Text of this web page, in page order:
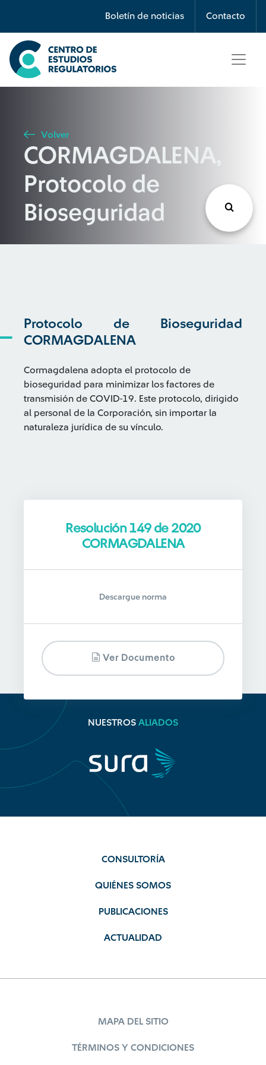
Boletín de noticias Contacto
Búsqueda
Seleccione país
Buscar
Volver
CORMAGDALENA,
Protocolo de
Bioseguridad
Protocolo de Bioseguridad
CORMAGDALENA
Cormagdalena adopta el protocolo de
bioseguridad para minimizar los factores de
transmisión de COVID-19. Este protocolo, dirigido
al personal de la Corporación, sin importar la
naturaleza jurídica de su vínculo.
Resolución 149 de 2020
CORMAGDALENA
Descargue norma
Ver Documento
NUESTROS ALIADOS
CONSULTORÍA
QUIÉNES SOMOS
PUBLICACIONES
ACTUALIDAD
MAPA DEL SITIO
TÉRMINOS Y CONDICIONES